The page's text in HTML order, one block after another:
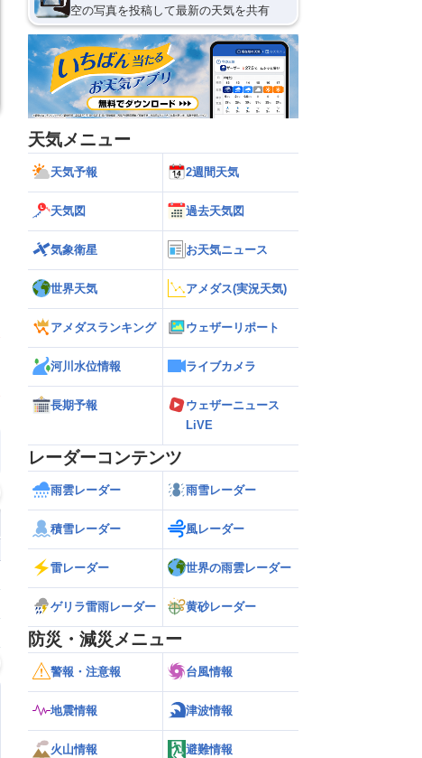
空の写真を投稿して最新の天気を共有
天気メニュー
天気予報 2週間天気
天気図 過去天気図
気象衛星 お天気ニュース
世界天気 アメダス(実況天気)
アメダスランキング ウェザーリポート
河川水位情報 ライブカメラ
長期予報
ウェザーニュース
LiVE
レーダーコンテンツ
雨雲レーダー 雨雪レーダー
積雪レーダー 風レーダー
雷レーダー 世界の雨雲レーダー
ゲリラ雷雨レーダー 黄砂レーダー
防災・減災メニュー
警報・注意報 台風情報
地震情報 津波情報
火山情報 避難情報